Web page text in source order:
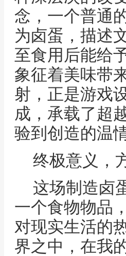
念，一个普通
为卤蛋，描述
至食用后能给
象征着美味带
射，正是游戏
成，承载了超
验到创造的温情
终极意义，
这场制造卤
一个食物物品
对现实生活的
界之中，在我